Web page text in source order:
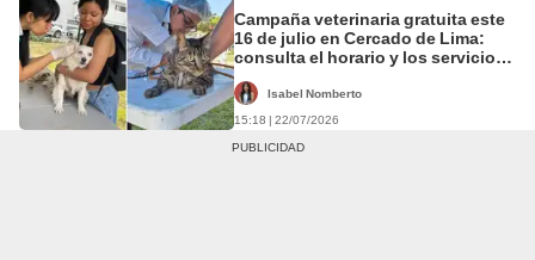
Campaña veterinaria gratuita este
16 de julio en Cercado de Lima:
consulta el horario y los servicios
Isabel Nomberto
15:18 | 22/07/2026